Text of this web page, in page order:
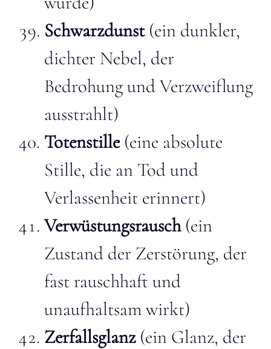
Schwarzdunst(ein dunkler,
dichter Nebel, der
Bedrohung und Verzweiflung
ausstrahlt)
Totenstille(eine absolute
Stille, die an Tod und
Verlassenheit erinnert)
Verwüstungsrausch(ein
Zustand der Zerstörung, der
fast rauschhaft und
unaufhaltsam wirkt)
Zerfallsglanz(ein Glanz, der